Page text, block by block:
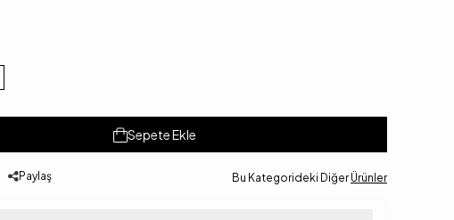
Sepete Ekle
Paylaş Bu Kategorideki Diğer Ürünler